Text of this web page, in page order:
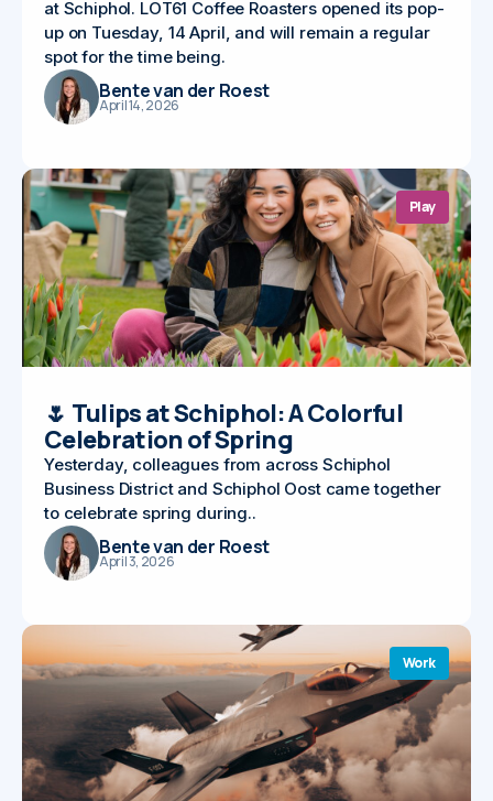
at Schiphol. LOT61 Coffee Roasters opened its pop-
up on Tuesday, 14 April, and will remain a regular
spot for the time being.
Bente van der Roest
April 14, 2026
🌷 Tulips at Schiphol: A Colorful
Celebration of Spring
Yesterday, colleagues from across Schiphol
Business District and Schiphol Oost came together
to celebrate spring during..
Play
Bente van der Roest
April 3, 2026
Work